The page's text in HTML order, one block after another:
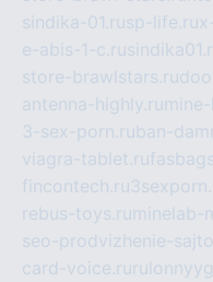
sindika-01.rusp-life.ru
e-abis-1-c.ru
store-brawlstars.ru
antenna-highly.ru
3-sex-porn.ruban-
viagra-tablet.ru
fincontech.ru
rebus-toys.ru minelab-
seo-prodvizhenie-
card-voice.ru